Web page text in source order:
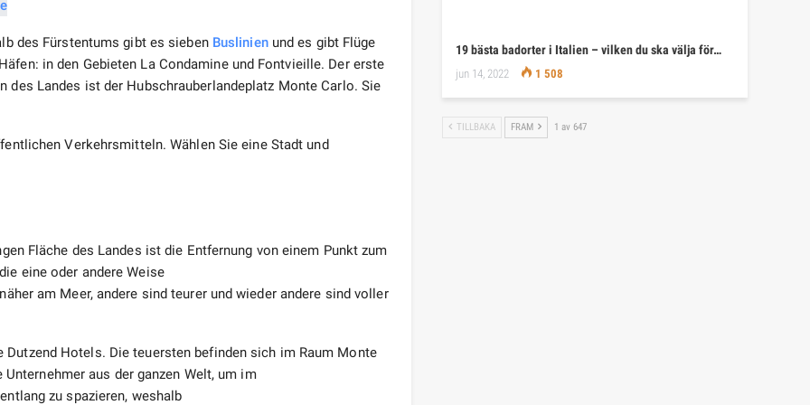
des Fürstentums gibt es sieben Buslinienund es gibt Flüge
in den Gebieten La Condamine und Fontvieille. Der erste
des Landes ist der Hubschrauberlandeplatz Monte Carlo. Sie
Verkehrsmitteln. Wählen Sie eine Stadt und
Fläche des Landes ist die Entfernung von einem Punkt zum
eine oder andere Weise
am Meer, andere sind teurer und wieder andere sind voller
Hotels. Die teuersten befinden sich im Raum Monte
aus der ganzen Welt, um im
zu spazieren, weshalb
19 bästa badorter i Italien – vilken du ska välja för…
jun 14, 2022 1 508
TILLBAKA FRAM 1 av 647